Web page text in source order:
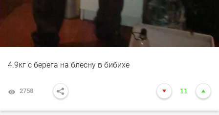
4.9кг с берега на блесну в бибихе
2758 11